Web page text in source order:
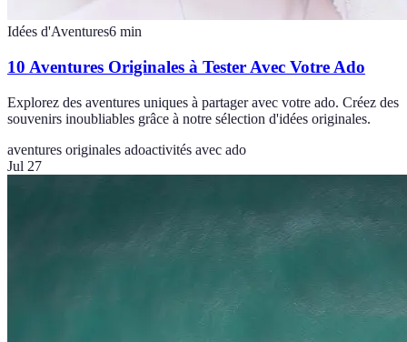
Idées d'Aventures6 min
10 Aventures Originales à Tester Avec Votre Ado
Explorez des aventures uniques à partager avec votre ado. Créez des
souvenirs inoubliables grâce à notre sélection d'idées originales.
aventures originales adoactivités avec ado
Jul 27